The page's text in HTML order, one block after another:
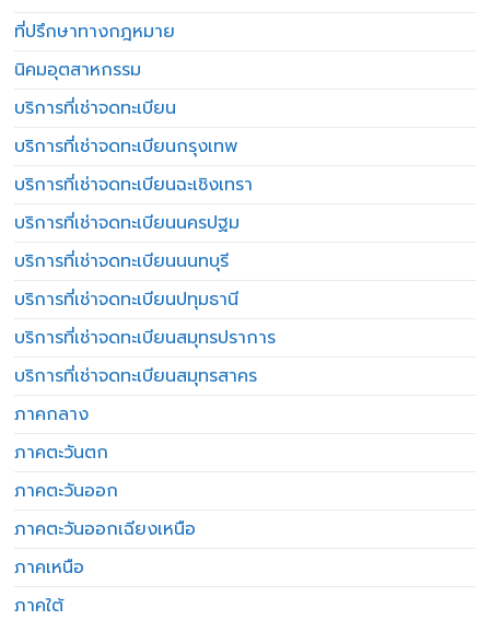
ที่ปรึกษาทางกฎหมาย
นิคมอุตสาหกรรม
บริการที่เช่าจดทะเบียน
บริการที่เช่าจดทะเบียนกรุงเทพ
บริการที่เช่าจดทะเบียนฉะเชิงเทรา
บริการที่เช่าจดทะเบียนนครปฐม
บริการที่เช่าจดทะเบียนนนทบุรี
บริการที่เช่าจดทะเบียนปทุมธานี
บริการที่เช่าจดทะเบียนสมุทรปราการ
บริการที่เช่าจดทะเบียนสมุทรสาคร
ภาคกลาง
ภาคตะวันตก
ภาคตะวันออก
ภาคตะวันออกเฉียงเหนือ
ภาคเหนือ
ภาคใต้